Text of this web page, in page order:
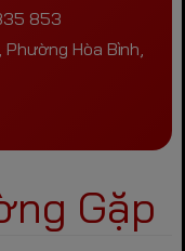
853
Hòa Bình,
Gặp